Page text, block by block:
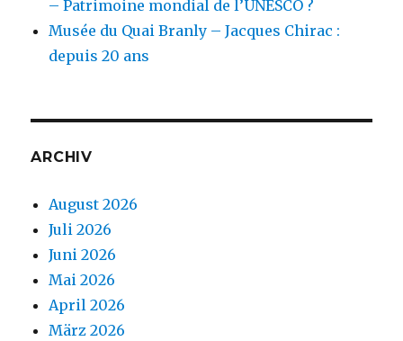
– Patrimoine mondial de l’UNESCO ?
Musée du Quai Branly – Jacques Chirac :
depuis 20 ans
ARCHIV
August 2026
Juli 2026
Juni 2026
Mai 2026
April 2026
März 2026